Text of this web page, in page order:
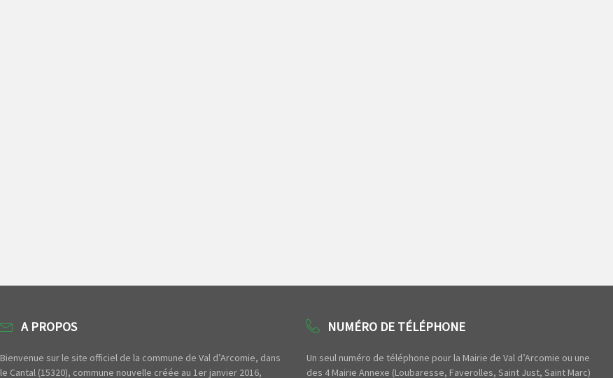
A PROPOS
Bienvenue sur le site officiel de la commune de Val d’Arcomie, dans
le Cantal (15320), commune nouvelle créée au 1er janvier 2016,
NUMÉRO DE TÉLÉPHONE
Un seul numéro de téléphone pour la Mairie de Val d’Arcomie ou une
des 4 Mairie Annexe (Loubaresse, Faverolles, Saint Just, Saint Marc)